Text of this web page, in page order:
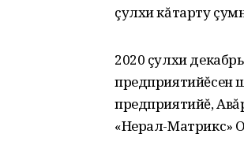
çулхи кăтарту
2020 çулхи
предприятийĕсен
предприятийĕ,
«Нерал-Матрикс»